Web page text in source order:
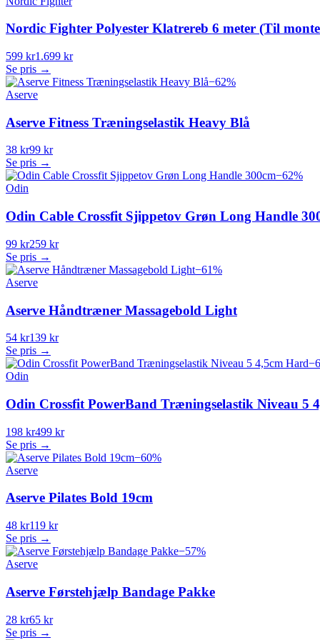
Nordic Fighter Polyester Klatrereb 6 meter (Til
599 kr1.699 kr
Se pris →
−62%
Aserve
Aserve Fitness Træningselastik Heavy Blå
38 kr99 kr
Se pris →
−62%
Odin
Odin Cable Crossfit Sjippetov Grøn Long Handle
99 kr259 kr
Se pris →
−61%
Aserve
Aserve Håndtræner Massagebold Light
54 kr139 kr
Se pris →
−
Odin
Odin Crossfit PowerBand Træningselastik Niveau 5
198 kr499 kr
Se pris →
−60%
Aserve
Aserve Pilates Bold 19cm
48 kr119 kr
Se pris →
−57%
Aserve
Aserve Førstehjælp Bandage Pakke
28 kr65 kr
Se pris →